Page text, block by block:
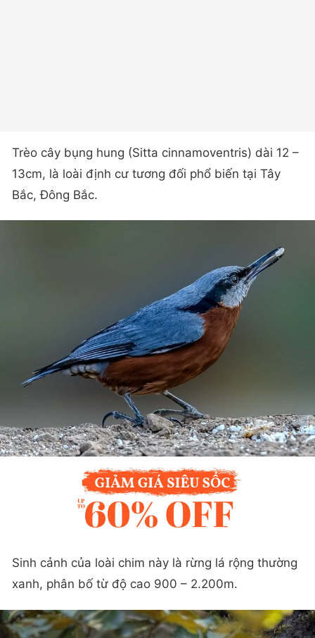
Trèo cây bụng hung (Sitta cinnamoventris) dài 12 –
13cm, là loài định cư tương đối phổ biến tại Tây
Bắc, Đông Bắc.
Sinh cảnh của loài chim này là rừng lá rộng thường
xanh, phân bố từ độ cao 900 – 2.200m.